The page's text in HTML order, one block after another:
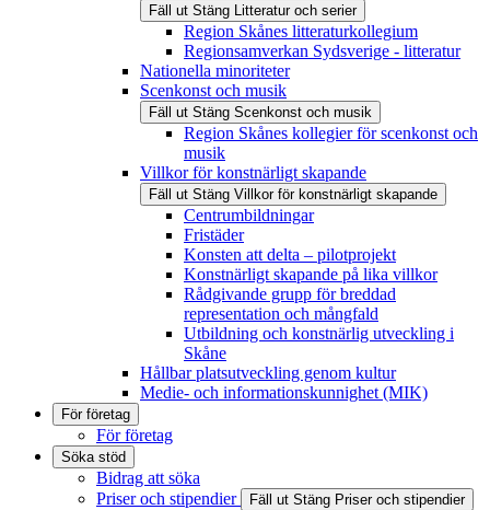
Fäll ut Stäng Litteratur och serier
Region Skånes litteraturkollegium
Regionsamverkan Sydsverige - litteratur
Nationella minoriteter
Scenkonst och musik
Fäll ut Stäng Scenkonst och musik
Region Skånes kollegier för scenkonst och
musik
Villkor för konstnärligt skapande
Fäll ut Stäng Villkor för konstnärligt skapande
Centrumbildningar
Fristäder
Konsten att delta – pilotprojekt
Konstnärligt skapande på lika villkor
Rådgivande grupp för breddad
representation och mångfald
Utbildning och konstnärlig utveckling i
Skåne
Hållbar platsutveckling genom kultur
Medie- och informationskunnighet (MIK)
För företag
För företag
Söka stöd
Bidrag att söka
Priser och stipendier
Fäll ut Stäng Priser och stipendier